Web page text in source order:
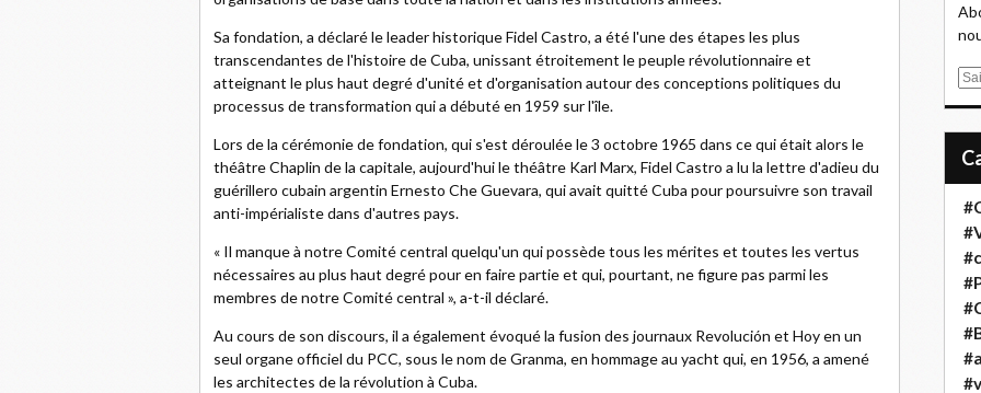
Sa fondation, a déclaré le leader historique Fidel Castro, a été l'une des étapes les plus
transcendantes de l'histoire de Cuba, unissant étroitement le peuple révolutionnaire et
atteignant le plus haut degré d'unité et d'organisation autour des conceptions politiques du
processus de transformation qui a débuté en 1959 sur l'île.
Lors de la cérémonie de fondation, qui s'est déroulée le 3 octobre 1965 dans ce qui était alors le
théâtre Chaplin de la capitale, aujourd'hui le théâtre Karl Marx, Fidel Castro a lu la lettre d'adieu du
guérillero cubain argentin Ernesto Che Guevara, qui avait quitté Cuba pour poursuivre son travail
anti-impérialiste dans d'autres pays.
« Il manque à notre Comité central quelqu'un qui possède tous les mérites et toutes les vertus
nécessaires au plus haut degré pour en faire partie et qui, pourtant, ne figure pas parmi les
membres de notre Comité central », a-t-il déclaré.
Au cours de son discours, il a également évoqué la fusion des journaux Revolución et Hoy en un
seul organe officiel du PCC, sous le nom de Granma, en hommage au yacht qui, en 1956, a amené
les architectes de la révolution à Cuba.
E